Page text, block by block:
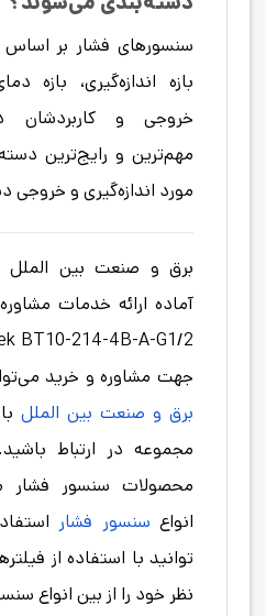
سنسورهای فشار بر اساس
بازه اندازه‌گیری، بازه
خروجی و کاربردشان
مهم‌ترین و رایج‌ترین
مورد اندازه‌گیری و خروجی
برق و صنعت بین الملل
آماده ارائه خدمات
جهت مشاوره و خرید
برق و صنعت بین الملل
مجموعه در ارتباط
محصولات سنسور فشار
انواع سنسور فشار
توانید با استفاده از
نظر خود را از بین انواع